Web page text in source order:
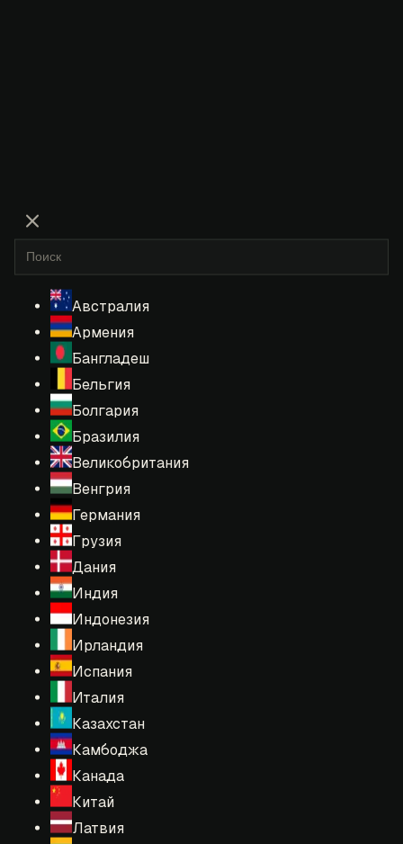
Австралия
Армения
Бангладеш
Бельгия
Болгария
Бразилия
Великобритания
Венгрия
Германия
Грузия
Дания
Индия
Индонезия
Ирландия
Испания
Италия
Казахстан
Камбоджа
Канада
Китай
Латвия